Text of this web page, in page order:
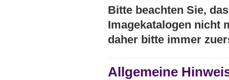
Bitte beachten Sie,
Imagekatalogen nicht
daher bitte immer
Allgemeine